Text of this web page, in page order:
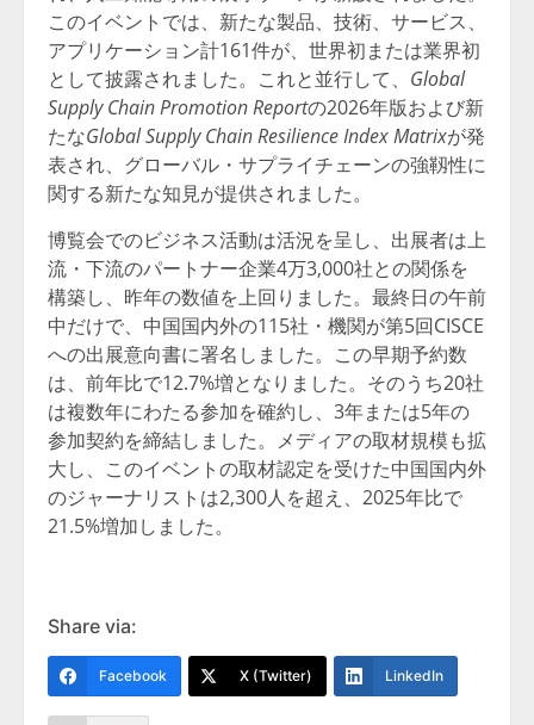
このイベントでは、新たな製品、技術、サービス、
アプリケーション計161件が、世界初または業界初
として披露されました。これと並行して、 Global
Supply Chain Promotion Reportの2026年版および新
たなGlobal Supply Chain Resilience Index Matrixが発
表され、グローバル・サプライチェーンの強靱性に
関する新たな知見が提供されました。
博覧会でのビジネス活動は活況を呈し、出展者は上
流・下流のパートナー企業4万3,000社との関係を
構築し、昨年の数値を上回りました。最終日の午前
中だけで、中国国内外の115社・機関が第5回CISCE
への出展意向書に署名しました。この早期予約数
は、前年比で12.7%増となりました。そのうち20社
は複数年にわたる参加を確約し、3年または5年の
参加契約を締結しました。メディアの取材規模も拡
大し、このイベントの取材認定を受けた中国国内外
のジャーナリストは2,300人を超え、2025年比で
21.5%増加しました。
Share via:
Facebook X (Twitter) LinkedIn